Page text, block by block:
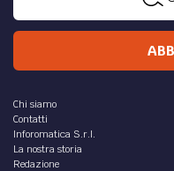
Chi siamo
Contatti
Inforomatica S.r.l.
La nostra storia
Redazione